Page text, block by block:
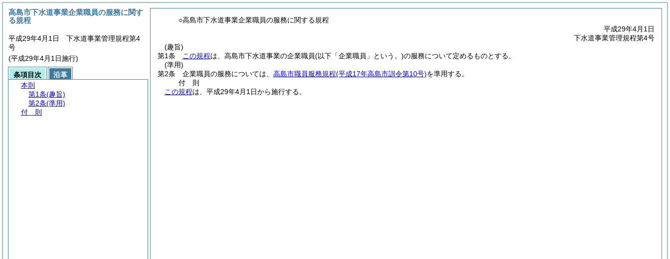
○高島市下水道事業企業職員の服務に関する規程
平成29年4月1日
下水道事業管理規程第4号
(趣旨)
第1条
この規程は、高島市下水道事業の企業職員(以下「企業職員」という。)の服務について定めるものとする。
(準用)
第2条
企業職員の服務については、 高島市職員服務規程(平成17年高島市訓令第10号)を準用する。
付 則
この規程は、平成29年4月1日から施行する。
高島市下水道事業企業職員の服務に関す
る規程
平成29年4月1日 下水道事業管理規程第4
号
(平成29年4月1日施行)
条項目次
沿革
本則
第1条(趣旨)
第2条(準用)
付 則